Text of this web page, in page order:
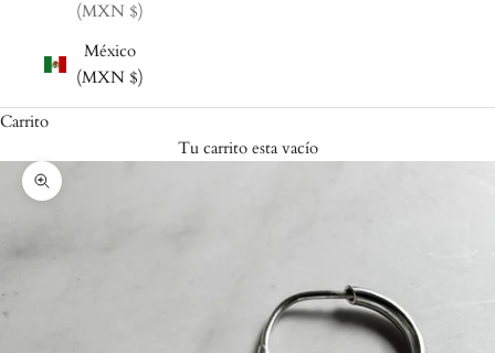
(MXN $)
México
(MXN $)
Carrito
Tu carrito esta vacío
Zoom